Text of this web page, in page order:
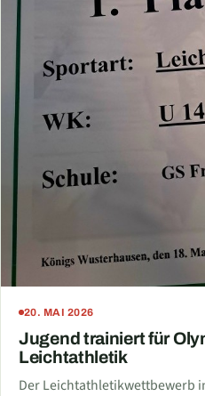
20. MAI 2026
Jugend trainiert für
Leichtathletik
Der Leichtathletikwettbewerb